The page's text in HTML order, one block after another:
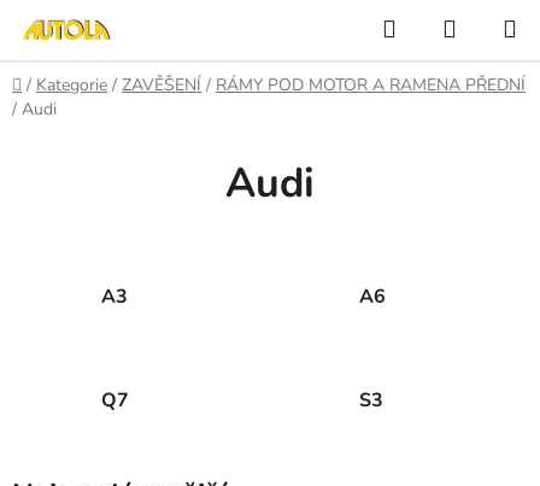
obsah
Hledat
KOŠÍK
Domů
/ Kategorie / ZAVĚŠENÍ / RÁMY POD MOTOR A RAMENA PŘEDNÍ
/ Audi
Audi
A3 A6
Q7 S3